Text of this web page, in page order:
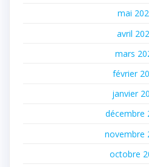
mai
avril
mars
février
janvier
décembre
novembre
octobre